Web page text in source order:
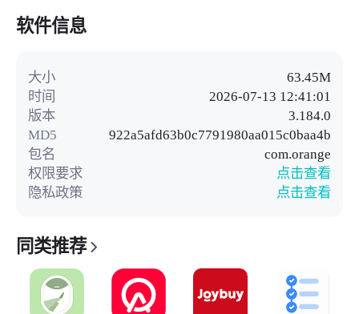
软件信息
大小
63.45M
时间
2026-07-13 12:41:01
版本
3.184.0
MD5
922a5afd63b0c7791980aa015c0baa4b
包名
com.orange
权限要求
点击查看
隐私政策
点击查看
同类推荐